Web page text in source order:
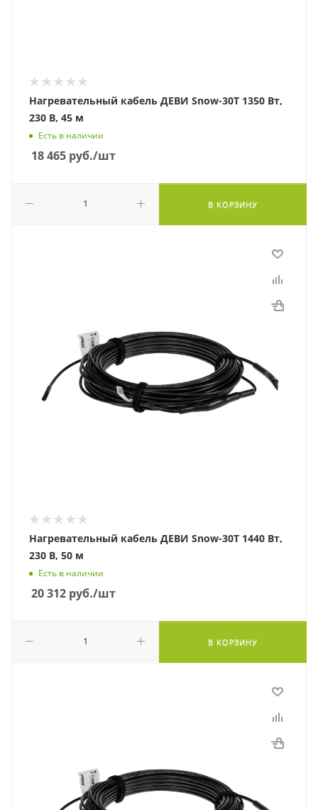
Нагревательный кабель ДЕВИ Snow-30T 1350 Вт,
230 В, 45 м
Есть в наличии
18 465 руб./шт
В КОРЗИНУ
Нагревательный кабель ДЕВИ Snow-30T 1440 Вт,
230 В, 50 м
Есть в наличии
20 312 руб./шт
В КОРЗИНУ